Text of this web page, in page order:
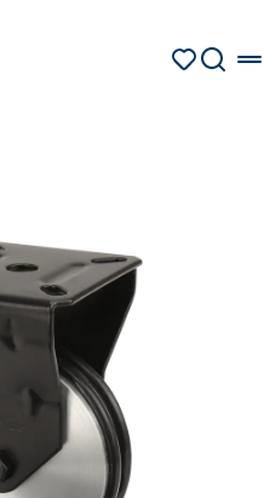
SUCHE